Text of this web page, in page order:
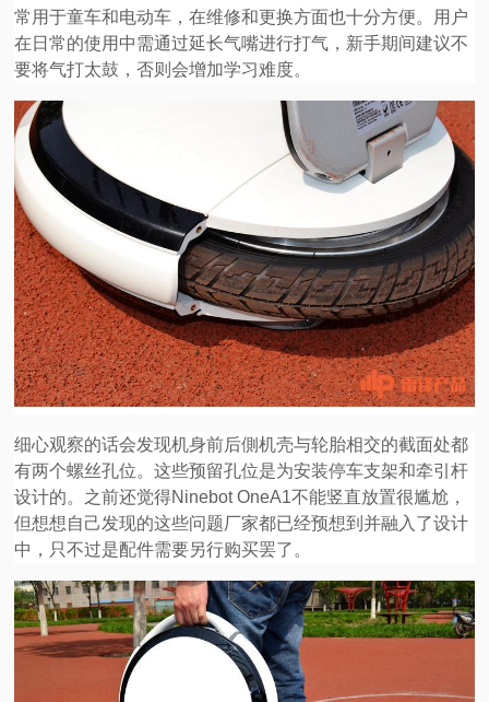
常用于童车和电动车，在维修和更换方面也十分方便。用户
在日常的使用中需通过延长气嘴进行打气，新手期间建议不
要将气打太鼓，否则会增加学习难度。
细心观察的话会发现机身前后側机壳与轮胎相交的截面处都
有两个螺丝孔位。这些预留孔位是为安装停车支架和牵引杆
设计的。之前还觉得Ninebot OneA1不能竖直放置很尴尬，
但想想自己发现的这些问题厂家都已经预想到并融入了设计
中，只不过是配件需要另行购买罢了。